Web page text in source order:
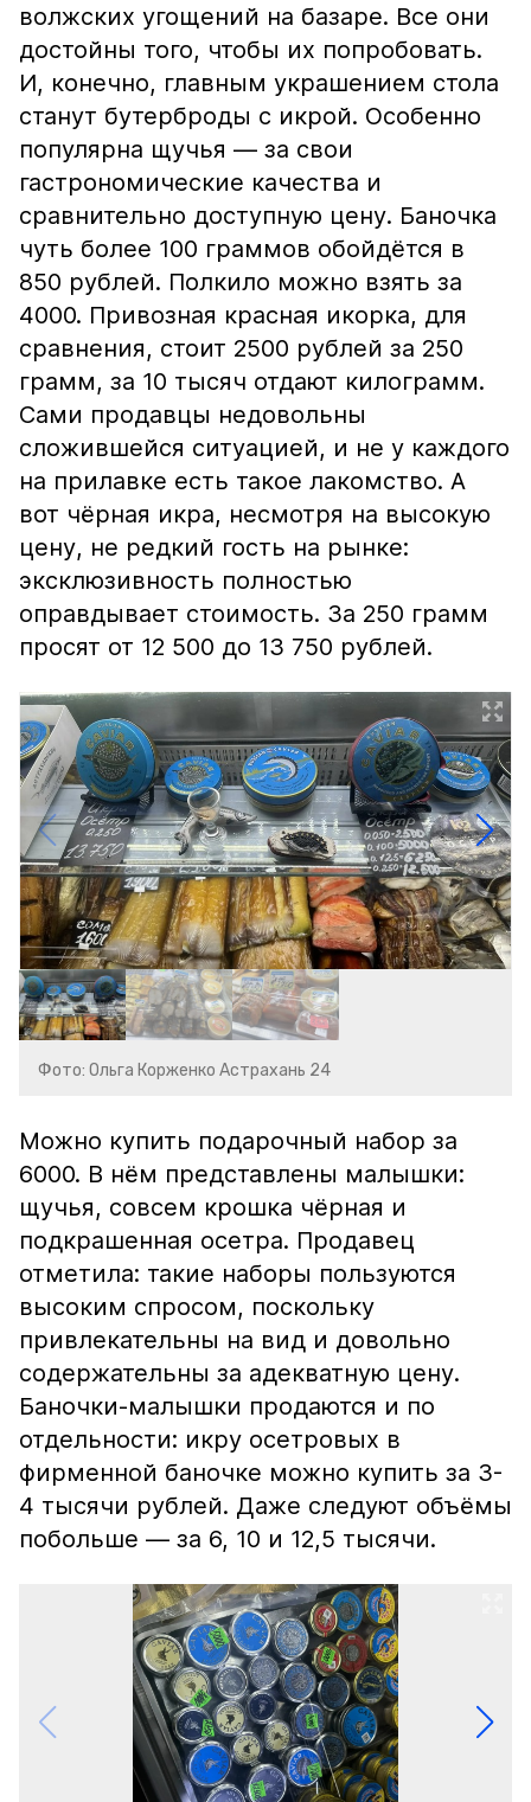
волжских угощений на базаре. Все они
достойны того, чтобы их попробовать.
И, конечно, главным украшением стола
станут бутерброды с икрой. Особенно
популярна щучья — за свои
гастрономические качества и
сравнительно доступную цену. Баночка
чуть более 100 граммов обойдётся в
850 рублей. Полкило можно взять за
4000. Привозная красная икорка, для
сравнения, стоит 2500 рублей за 250
грамм, за 10 тысяч отдают килограмм.
Сами продавцы недовольны
сложившейся ситуацией, и не у каждого
на прилавке есть такое лакомство. А
вот чёрная икра, несмотря на высокую
цену, не редкий гость на рынке:
эксклюзивность полностью
оправдывает стоимость. За 250 грамм
просят от 12 500 до 13 750 рублей.
Фото: Ольга Корженко Астрахань 24
Можно купить подарочный набор за
6000. В нём представлены малышки:
щучья, совсем крошка чёрная и
подкрашенная осетра. Продавец
отметила: такие наборы пользуются
высоким спросом, поскольку
привлекательны на вид и довольно
содержательны за адекватную цену.
Баночки-малышки продаются и по
отдельности: икру осетровых в
фирменной баночке можно купить за 3-
4 тысячи рублей. Даже следуют объёмы
побольше — за 6, 10 и 12,5 тысячи.